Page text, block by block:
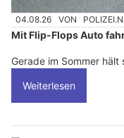
04.08.26 VON
Mit Flip-Flops Auto
Gerade im Sommer
Weiterlesen